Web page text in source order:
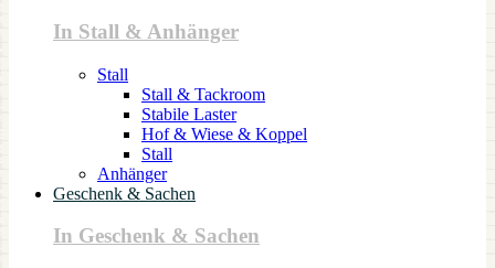
In Stall & Anhänger
Stall
Stall & Tackroom
Stabile Laster
Hof & Wiese & Koppel
Stall
Anhänger
Geschenk & Sachen
In Geschenk & Sachen